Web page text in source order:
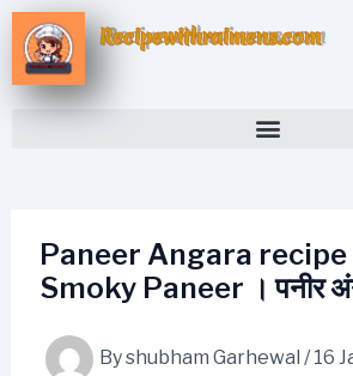
Skip
content
Recipewithraimens.com
Paneer Angara recipe
Smoky Paneer । पनीर
Byshubham Garhewal /16